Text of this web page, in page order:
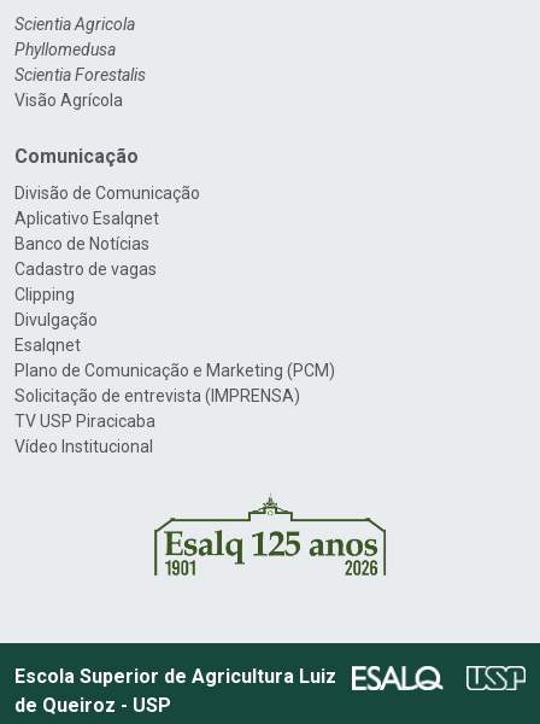
Scientia Agricola
Phyllomedusa
Scientia Forestalis
Visão Agrícola
Comunicação
Divisão de Comunicação
Aplicativo Esalqnet
Banco de Notícias
Cadastro de vagas
Clipping
Divulgação
Esalqnet
Plano de Comunicação e Marketing (PCM)
Solicitação de entrevista (IMPRENSA)
TV USP Piracicaba
Vídeo Institucional
Escola Superior de Agricultura Luiz
de Queiroz - USP